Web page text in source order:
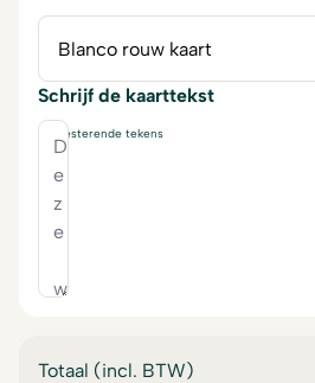
Schrijf de kaarttekst
resterende tekens
Totaal (incl. BTW)